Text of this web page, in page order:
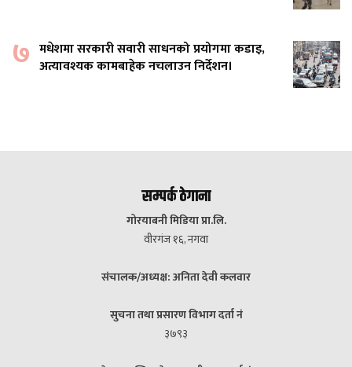
७ मधेशमा सरकारी सवारी साधनको प्रयोगमा कडाइ,
अत्यावश्यक कामबाहेक नचलाउन निर्देशन।
सम्पर्क ठेगाना
गोरयाबनी मिडिया प्रा.लि.
वीरगंज १६, नगवा
संचालक/अध्यक्ष: अनिता देवी कलवार
सुचना तथा प्रसारण विभाग दर्ता नं
३७९३